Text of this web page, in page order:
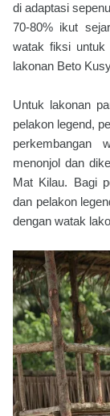
di adaptasi
70-80% ikut
watak fiksi untuk
lakonan Beto
Untuk lakonan
pelakon legend,
perkembangan
menonjol dan
Mat Kilau. Bagi
dan pelakon
dengan watak